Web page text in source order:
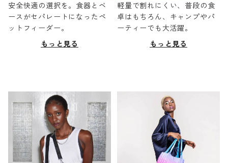
安全快適の選択を。食器とベ
ースがセパレートになったペ
ットフィーダー。
もっと見る
軽量で割れにくい、普段の食
卓はもちろん、キャンプやパ
ーティーでも大活躍。
もっと見る